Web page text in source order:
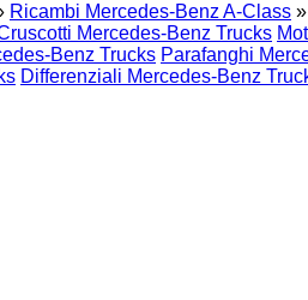
Ricambi Mercedes-Benz A-Class »
Mercedes-Benz Trucks
Benz Trucks Parafanghi
Differenziali Mercedes-Benz